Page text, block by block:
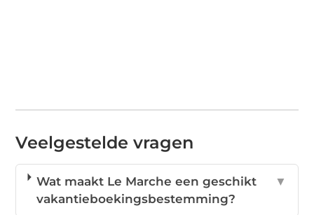
Veelgestelde vragen
Wat maakt Le Marche een geschikt
vakantieboekingsbestemming?
▼